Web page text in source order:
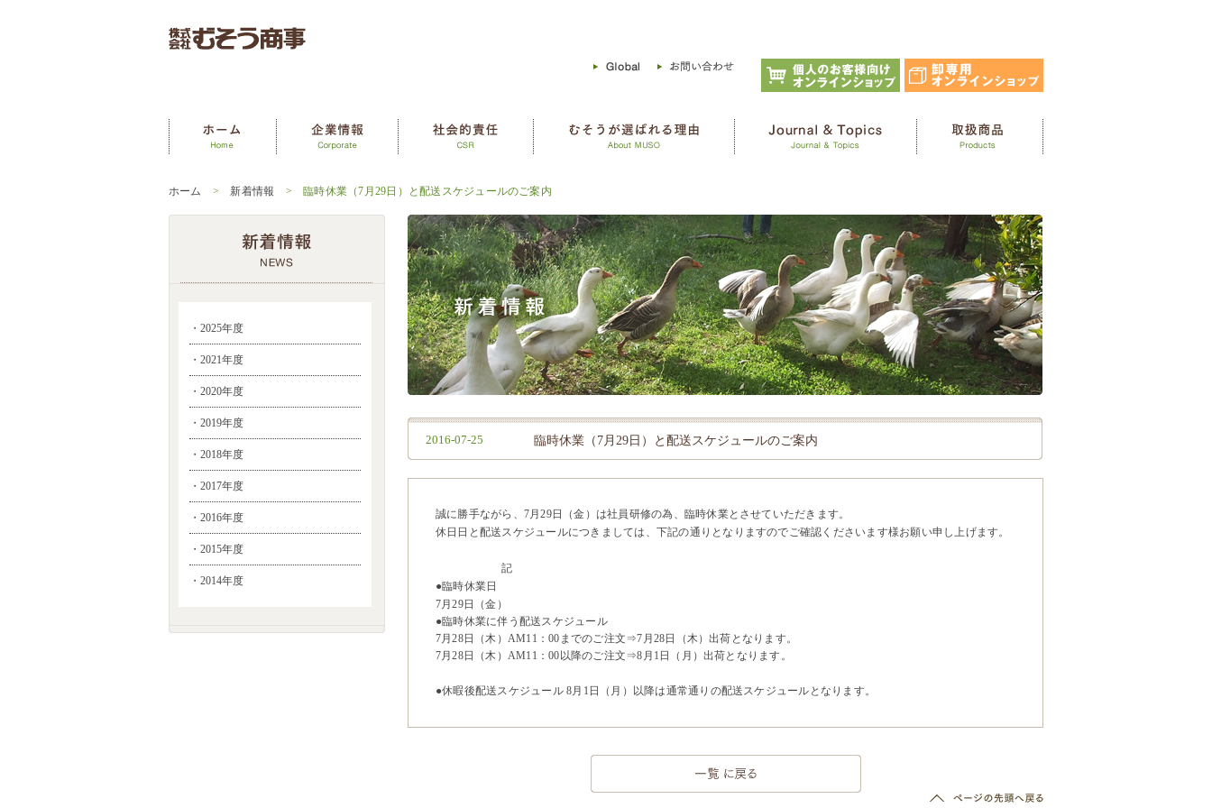
ホーム > 新着情報 > 臨時休業（7月29日）と配送スケジュールのご案内
・2025年度
・2021年度
・2020年度
・2019年度
・2018年度
・2017年度
・2016年度
・2015年度
・2014年度
2016-07-25 臨時休業（7月29日）と配送スケジュールのご案内
誠に勝手ながら、7月29日（金）は社員研修の為、臨時休業とさせていただきます。
休日日と配送スケジュールにつきましては、下記の通りとなりますのでご確認くださいます様お願い申し上げます。
記
●臨時休業日
7月29日（金）
●臨時休業に伴う配送スケジュール
7月28日（木）AM11：00までのご注文⇒7月28日（木）出荷となります。
7月28日（木）AM11：00以降のご注文⇒8月1日（月）出荷となります。
●休暇後配送スケジュール 8月1日（月）以降は通常通りの配送スケジュールとなります。